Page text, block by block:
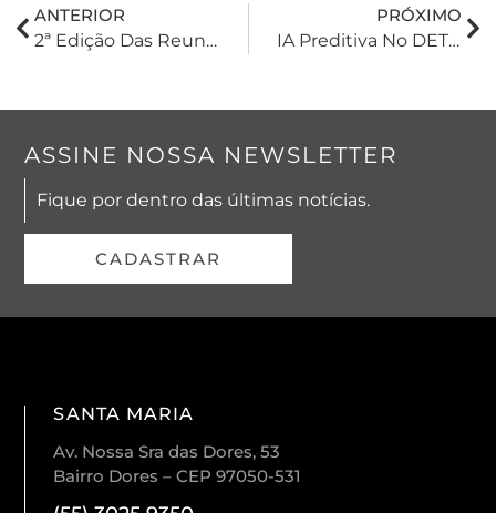
ANTERIOR
2ª Edição Das Reuniões Internas Do Comitê De Cursos E Aperfeiçoamento Da BBZ
PRÓXIMO
IA Preditiva No DETRAN-SP E Os Limites Da LGPD: O Desafio Do Cruzamento De Dados No Setor Público
ASSINE NOSSA NEWSLETTER
Fique por dentro das últimas notícias.
CADASTRAR
SANTA MARIA
Av. Nossa Sra das Dores, 53
Bairro Dores – CEP 97050-531